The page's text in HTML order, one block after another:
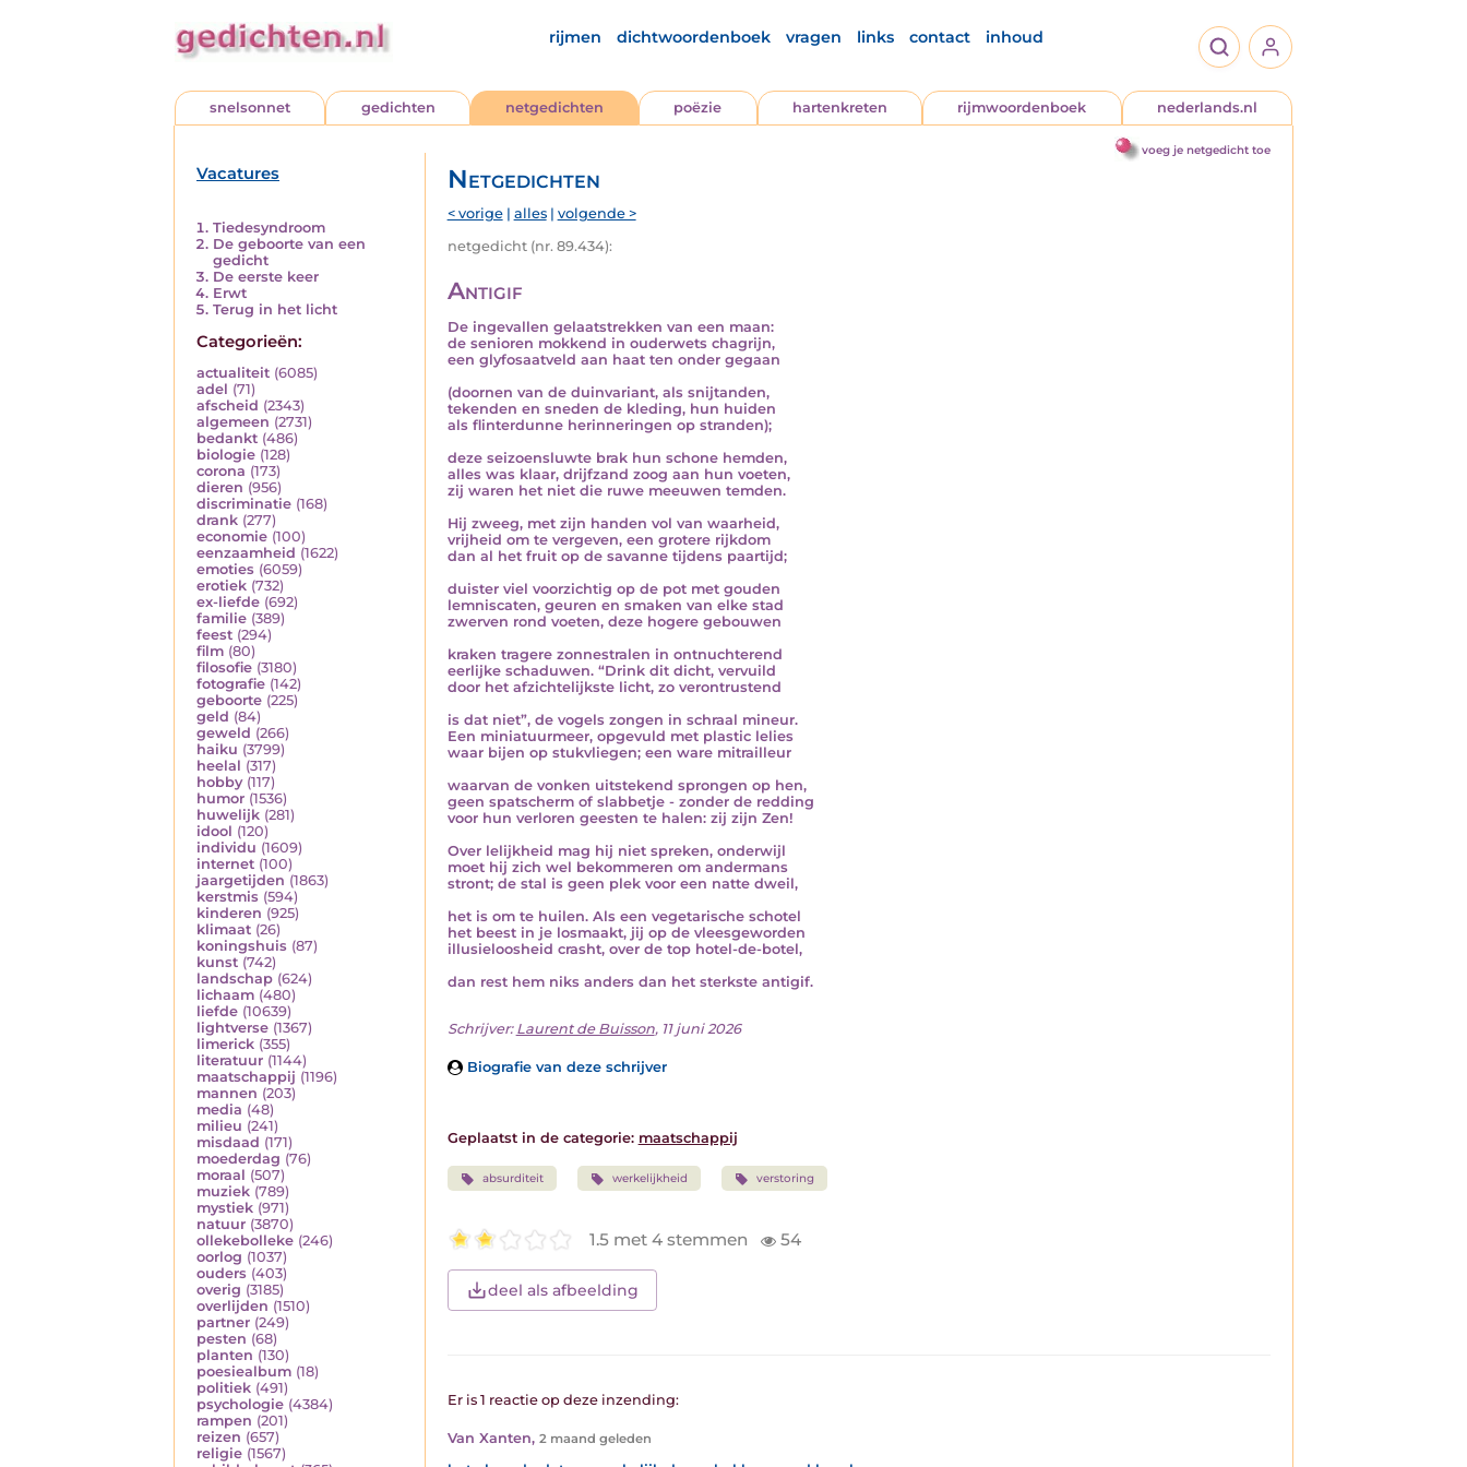
rijmen dichtwoordenboek vragen links contact inhoud
snelsonnet gedichten netgedichten poëzie hartenkreten rijmwoordenboek nederlands.nl
voeg je netgedicht toe
Vacatures
Tiedesyndroom
De geboorte van een
gedicht
De eerste keer
Erwt
Terug in het licht
Categorieën:
actualiteit (6085)
adel (71)
afscheid (2343)
algemeen (2731)
bedankt (486)
biologie (128)
corona (173)
dieren (956)
discriminatie (168)
drank (277)
economie (100)
eenzaamheid (1622)
emoties (6059)
erotiek (732)
ex-liefde (692)
familie (389)
feest (294)
film (80)
filosofie (3180)
fotografie (142)
geboorte (225)
geld (84)
geweld (266)
haiku (3799)
heelal (317)
hobby (117)
humor (1536)
huwelijk (281)
idool (120)
individu (1609)
internet (100)
jaargetijden (1863)
kerstmis (594)
kinderen (925)
klimaat (26)
koningshuis (87)
kunst (742)
landschap (624)
lichaam (480)
liefde (10639)
lightverse (1367)
limerick (355)
literatuur (1144)
maatschappij (1196)
mannen (203)
media (48)
milieu (241)
misdaad (171)
moederdag (76)
moraal (507)
muziek (789)
mystiek (971)
natuur (3870)
ollekebolleke (246)
oorlog (1037)
ouders (403)
overig (3185)
overlijden (1510)
partner (249)
pesten (68)
planten (130)
poesiealbum (18)
politiek (491)
psychologie (4384)
rampen (201)
reizen (657)
religie (1567)
Netgedichten
< vorige| alles| volgende >
netgedicht (nr. 89.434):
Antigif
De ingevallen gelaatstrekken van een maan:
de senioren mokkend in ouderwets chagrijn,
een glyfosaatveld aan haat ten onder gegaan
(doornen van de duinvariant, als snijtanden,
tekenden en sneden de kleding, hun huiden
als flinterdunne herinneringen op stranden);
deze seizoensluwte brak hun schone hemden,
alles was klaar, drijfzand zoog aan hun voeten,
zij waren het niet die ruwe meeuwen temden.
Hij zweeg, met zijn handen vol van waarheid,
vrijheid om te vergeven, een grotere rijkdom
dan al het fruit op de savanne tijdens paartijd;
duister viel voorzichtig op de pot met gouden
lemniscaten, geuren en smaken van elke stad
zwerven rond voeten, deze hogere gebouwen
kraken tragere zonnestralen in ontnuchterend
eerlijke schaduwen. “Drink dit dicht, vervuild
door het afzichtelijkste licht, zo verontrustend
is dat niet”, de vogels zongen in schraal mineur.
Een miniatuurmeer, opgevuld met plastic lelies
waar bijen op stukvliegen; een ware mitrailleur
waarvan de vonken uitstekend sprongen op hen,
geen spatscherm of slabbetje - zonder de redding
voor hun verloren geesten te halen: zij zijn Zen!
Over lelijkheid mag hij niet spreken, onderwijl
moet hij zich wel bekommeren om andermans
stront; de stal is geen plek voor een natte dweil,
het is om te huilen. Als een vegetarische schotel
het beest in je losmaakt, jij op de vleesgeworden
illusieloosheid crasht, over de top hotel-de-botel,
dan rest hem niks anders dan het sterkste antigif.
Schrijver: Laurent de Buisson, 11 juni 2026
Biografie van deze schrijver
Geplaatst in de categorie: maatschappij
absurditeit werkelijkheid verstoring
1.5 met 4 stemmen 54
deel als afbeelding
Er is 1 reactie op deze inzending:
Van Xanten, 2 maand geleden